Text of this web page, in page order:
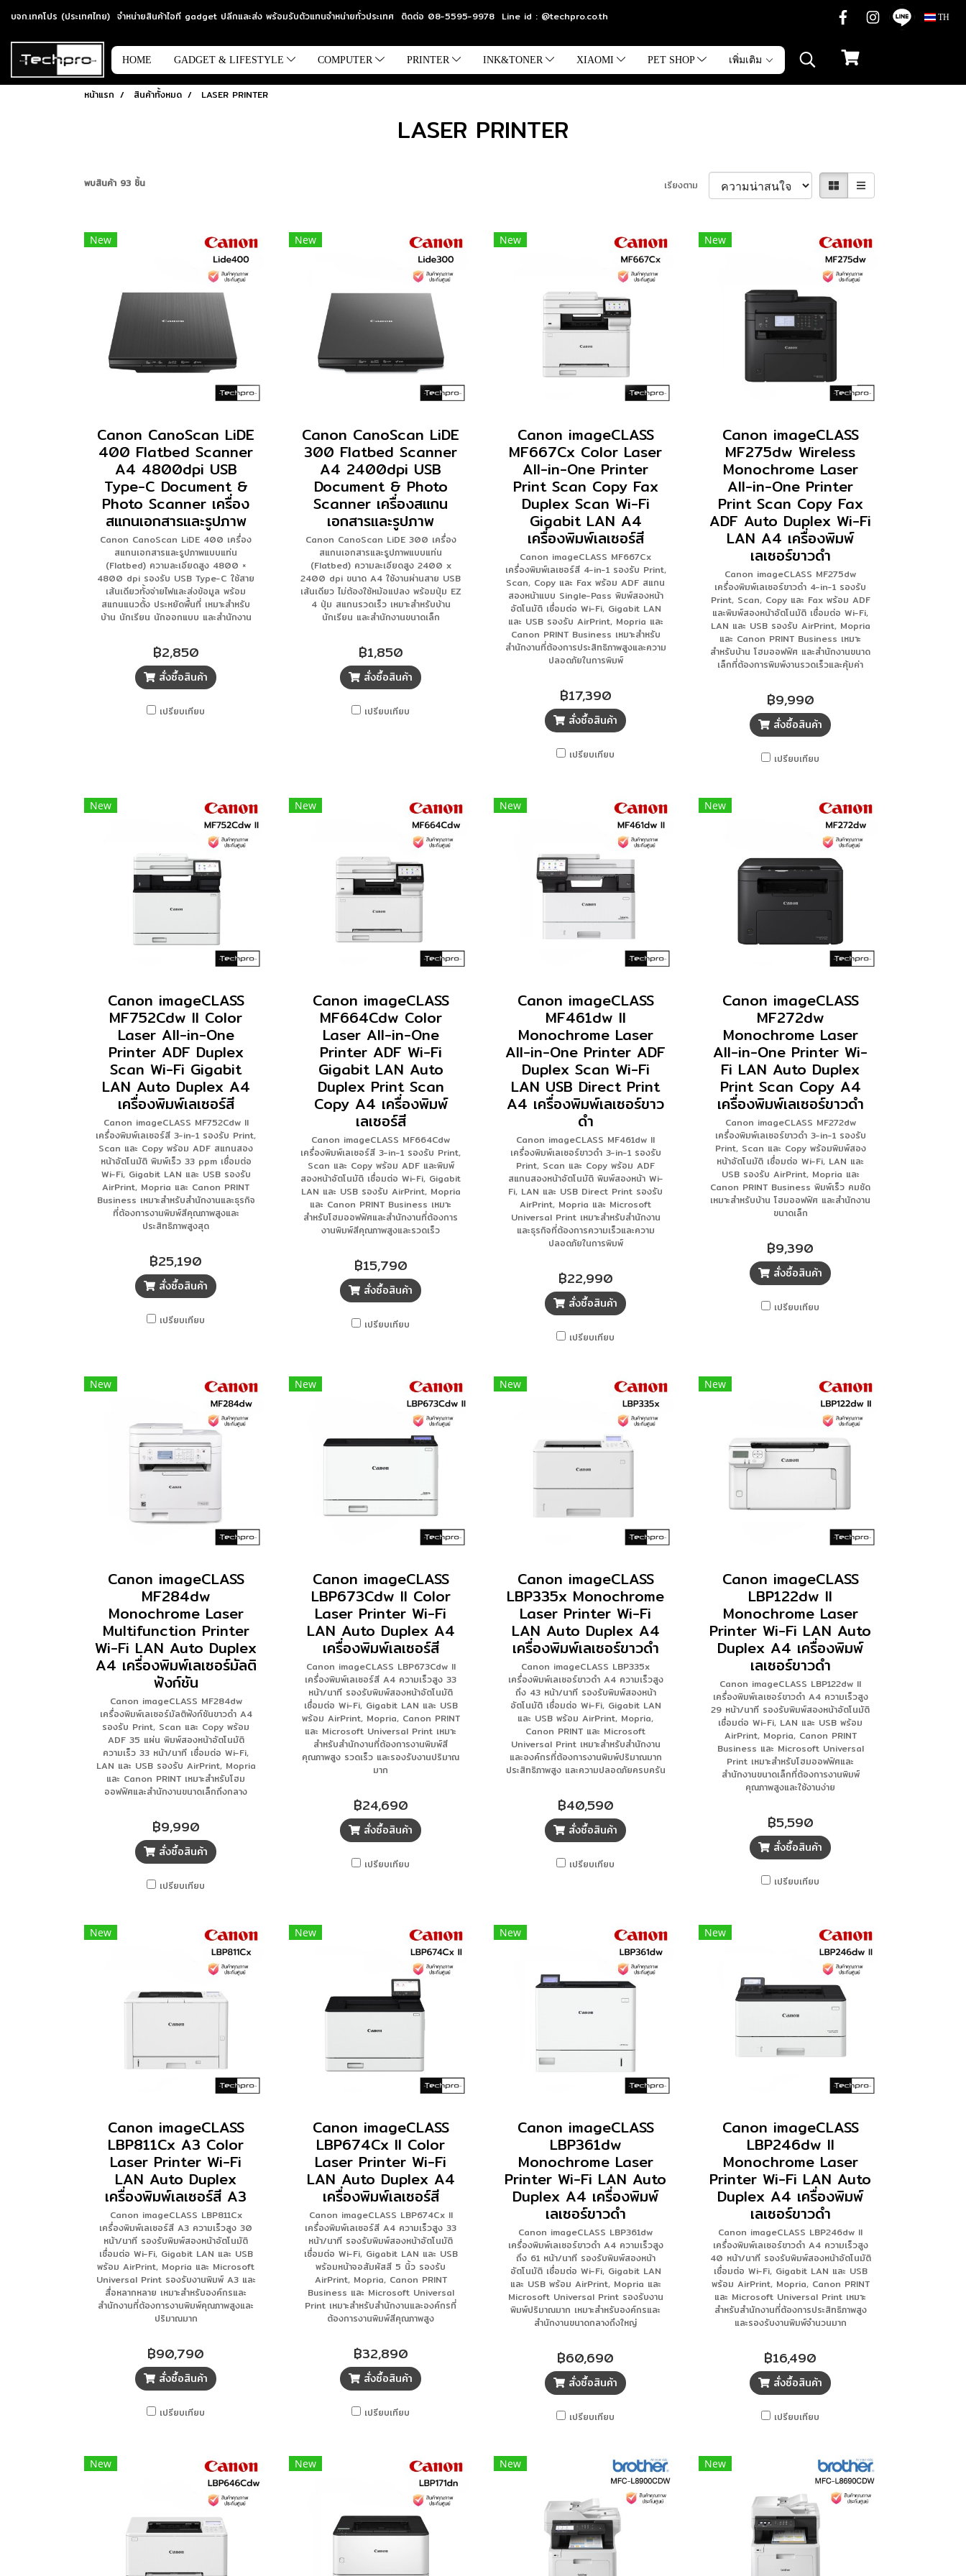
บจก.เทคโปร (ประเทศไทย) จำหน่ายสินค้าไอที gadget ปลีกและส่ง พร้อมรับตัวแทนจำหน่ายทั่วประเทศ ติดต่อ 08-5595-9978 Line id : @techpro.co.th TH
HOME GADGET & LIFESTYLE COMPUTER PRINTER INK&TONER XIAOMI PET SHOP เพิ่มเติม
หน้าแรก สินค้าทั้งหมด LASER PRINTER
LASER PRINTER
พบสินค้า 93 ชิ้น เรียงตาม
New
Canon CanoScan LiDE
400 Flatbed Scanner
A4 4800dpi USB
Type-C Document &
Photo Scanner เครื่อง
สแกนเอกสารและรูปภาพ
Canon CanoScan LiDE 400 เครื่อง
สแกนเอกสารและรูปภาพแบบแท่น
(Flatbed) ความละเอียดสูง 4800 ×
4800 dpi รองรับ USB Type-C ใช้สาย
เส้นเดียวทั้งจ่ายไฟและส่งข้อมูล พร้อม
สแกนแนวตั้ง ประหยัดพื้นที่ เหมาะสำหรับ
บ้าน นักเรียน นักออกแบบ และสำนักงาน
฿2,850
สั่งซื้อสินค้า
เปรียบเทียบ
New
Canon CanoScan LiDE
300 Flatbed Scanner
A4 2400dpi USB
Document & Photo
Scanner เครื่องสแกน
เอกสารและรูปภาพ
Canon CanoScan LiDE 300 เครื่อง
สแกนเอกสารและรูปภาพแบบแท่น
(Flatbed) ความละเอียดสูง 2400 x
2400 dpi ขนาด A4 ใช้งานผ่านสาย USB
เส้นเดียว ไม่ต้องใช้หม้อแปลง พร้อมปุ่ม EZ
4 ปุ่ม สแกนรวดเร็ว เหมาะสำหรับบ้าน
นักเรียน และสำนักงานขนาดเล็ก
฿1,850
สั่งซื้อสินค้า
เปรียบเทียบ
New
Canon imageCLASS
MF667Cx Color Laser
All-in-One Printer
Print Scan Copy Fax
Duplex Scan Wi-Fi
Gigabit LAN A4
เครื่องพิมพ์เลเซอร์สี
Canon imageCLASS MF667Cx
เครื่องพิมพ์เลเซอร์สี 4-in-1 รองรับ Print,
Scan, Copy และ Fax พร้อม ADF สแกน
สองหน้าแบบ Single-Pass พิมพ์สองหน้า
อัตโนมัติ เชื่อมต่อ Wi-Fi, Gigabit LAN
และ USB รองรับ AirPrint, Mopria และ
Canon PRINT Business เหมาะสำหรับ
สำนักงานที่ต้องการประสิทธิภาพสูงและความ
ปลอดภัยในการพิมพ์
฿17,390
สั่งซื้อสินค้า
เปรียบเทียบ
New
Canon imageCLASS
MF275dw Wireless
Monochrome Laser
All-in-One Printer
Print Scan Copy Fax
ADF Auto Duplex Wi-Fi
LAN A4 เครื่องพิมพ์
เลเซอร์ขาวดำ
Canon imageCLASS MF275dw
เครื่องพิมพ์เลเซอร์ขาวดำ 4-in-1 รองรับ
Print, Scan, Copy และ Fax พร้อม ADF
และพิมพ์สองหน้าอัตโนมัติ เชื่อมต่อ Wi-Fi,
LAN และ USB รองรับ AirPrint, Mopria
และ Canon PRINT Business เหมาะ
สำหรับบ้าน โฮมออฟฟิศ และสำนักงานขนาด
เล็กที่ต้องการพิมพ์งานรวดเร็วและคุ้มค่า
฿9,990
สั่งซื้อสินค้า
เปรียบเทียบ
New
Canon imageCLASS
MF752Cdw II Color
Laser All-in-One
Printer ADF Duplex
Scan Wi-Fi Gigabit
LAN Auto Duplex A4
เครื่องพิมพ์เลเซอร์สี
Canon imageCLASS MF752Cdw II
เครื่องพิมพ์เลเซอร์สี 3-in-1 รองรับ Print,
Scan และ Copy พร้อม ADF สแกนสอง
หน้าอัตโนมัติ พิมพ์เร็ว 33 ppm เชื่อมต่อ
Wi-Fi, Gigabit LAN และ USB รองรับ
AirPrint, Mopria และ Canon PRINT
Business เหมาะสำหรับสำนักงานและธุรกิจ
ที่ต้องการงานพิมพ์สีคุณภาพสูงและ
ประสิทธิภาพสูงสุด
฿25,190
สั่งซื้อสินค้า
เปรียบเทียบ
New
Canon imageCLASS
MF664Cdw Color
Laser All-in-One
Printer ADF Wi-Fi
Gigabit LAN Auto
Duplex Print Scan
Copy A4 เครื่องพิมพ์
เลเซอร์สี
Canon imageCLASS MF664Cdw
เครื่องพิมพ์เลเซอร์สี 3-in-1 รองรับ Print,
Scan และ Copy พร้อม ADF และพิมพ์
สองหน้าอัตโนมัติ เชื่อมต่อ Wi-Fi, Gigabit
LAN และ USB รองรับ AirPrint, Mopria
และ Canon PRINT Business เหมาะ
สำหรับโฮมออฟฟิศและสำนักงานที่ต้องการ
งานพิมพ์สีคุณภาพสูงและรวดเร็ว
฿15,790
สั่งซื้อสินค้า
เปรียบเทียบ
New
Canon imageCLASS
MF461dw II
Monochrome Laser
All-in-One Printer ADF
Duplex Scan Wi-Fi
LAN USB Direct Print
A4 เครื่องพิมพ์เลเซอร์ขาว
ดำ
Canon imageCLASS MF461dw II
เครื่องพิมพ์เลเซอร์ขาวดำ 3-in-1 รองรับ
Print, Scan และ Copy พร้อม ADF
สแกนสองหน้าอัตโนมัติ พิมพ์สองหน้า Wi-
Fi, LAN และ USB Direct Print รองรับ
AirPrint, Mopria และ Microsoft
Universal Print เหมาะสำหรับสำนักงาน
และธุรกิจที่ต้องการความเร็วและความ
ปลอดภัยในการพิมพ์
฿22,990
สั่งซื้อสินค้า
เปรียบเทียบ
New
Canon imageCLASS
MF272dw
Monochrome Laser
All-in-One Printer Wi-
Fi LAN Auto Duplex
Print Scan Copy A4
เครื่องพิมพ์เลเซอร์ขาวดำ
Canon imageCLASS MF272dw
เครื่องพิมพ์เลเซอร์ขาวดำ 3-in-1 รองรับ
Print, Scan และ Copy พร้อมพิมพ์สอง
หน้าอัตโนมัติ เชื่อมต่อ Wi-Fi, LAN และ
USB รองรับ AirPrint, Mopria และ
Canon PRINT Business พิมพ์เร็ว คมชัด
เหมาะสำหรับบ้าน โฮมออฟฟิศ และสำนักงาน
ขนาดเล็ก
฿9,390
สั่งซื้อสินค้า
เปรียบเทียบ
New
Canon imageCLASS
MF284dw
Monochrome Laser
Multifunction Printer
Wi-Fi LAN Auto Duplex
A4 เครื่องพิมพ์เลเซอร์มัลติ
ฟังก์ชัน
Canon imageCLASS MF284dw
เครื่องพิมพ์เลเซอร์มัลติฟังก์ชันขาวดำ A4
รองรับ Print, Scan และ Copy พร้อม
ADF 35 แผ่น พิมพ์สองหน้าอัตโนมัติ
ความเร็ว 33 หน้า/นาที เชื่อมต่อ Wi-Fi,
LAN และ USB รองรับ AirPrint, Mopria
และ Canon PRINT เหมาะสำหรับโฮม
ออฟฟิศและสำนักงานขนาดเล็กถึงกลาง
฿9,990
สั่งซื้อสินค้า
เปรียบเทียบ
New
Canon imageCLASS
LBP673Cdw II Color
Laser Printer Wi-Fi
LAN Auto Duplex A4
เครื่องพิมพ์เลเซอร์สี
Canon imageCLASS LBP673Cdw II
เครื่องพิมพ์เลเซอร์สี A4 ความเร็วสูง 33
หน้า/นาที รองรับพิมพ์สองหน้าอัตโนมัติ
เชื่อมต่อ Wi-Fi, Gigabit LAN และ USB
พร้อม AirPrint, Mopria, Canon PRINT
และ Microsoft Universal Print เหมาะ
สำหรับสำนักงานที่ต้องการงานพิมพ์สี
คุณภาพสูง รวดเร็ว และรองรับงานปริมาณ
มาก
฿24,690
สั่งซื้อสินค้า
เปรียบเทียบ
New
Canon imageCLASS
LBP335x Monochrome
Laser Printer Wi-Fi
LAN Auto Duplex A4
เครื่องพิมพ์เลเซอร์ขาวดำ
Canon imageCLASS LBP335x
เครื่องพิมพ์เลเซอร์ขาวดำ A4 ความเร็วสูง
ถึง 43 หน้า/นาที รองรับพิมพ์สองหน้า
อัตโนมัติ เชื่อมต่อ Wi-Fi, Gigabit LAN
และ USB พร้อม AirPrint, Mopria,
Canon PRINT และ Microsoft
Universal Print เหมาะสำหรับสำนักงาน
และองค์กรที่ต้องการงานพิมพ์ปริมาณมาก
ประสิทธิภาพสูง และความปลอดภัยครบครัน
฿40,590
สั่งซื้อสินค้า
เปรียบเทียบ
New
Canon imageCLASS
LBP122dw II
Monochrome Laser
Printer Wi-Fi LAN Auto
Duplex A4 เครื่องพิมพ์
เลเซอร์ขาวดำ
Canon imageCLASS LBP122dw II
เครื่องพิมพ์เลเซอร์ขาวดำ A4 ความเร็วสูง
29 หน้า/นาที รองรับพิมพ์สองหน้าอัตโนมัติ
เชื่อมต่อ Wi-Fi, LAN และ USB พร้อม
AirPrint, Mopria, Canon PRINT
Business และ Microsoft Universal
Print เหมาะสำหรับโฮมออฟฟิศและ
สำนักงานขนาดเล็กที่ต้องการงานพิมพ์
คุณภาพสูงและใช้งานง่าย
฿5,590
สั่งซื้อสินค้า
เปรียบเทียบ
New
Canon imageCLASS
LBP811Cx A3 Color
Laser Printer Wi-Fi
LAN Auto Duplex
เครื่องพิมพ์เลเซอร์สี A3
Canon imageCLASS LBP811Cx
เครื่องพิมพ์เลเซอร์สี A3 ความเร็วสูง 30
หน้า/นาที รองรับพิมพ์สองหน้าอัตโนมัติ
เชื่อมต่อ Wi-Fi, Gigabit LAN และ USB
พร้อม AirPrint, Mopria และ Microsoft
Universal Print รองรับงานพิมพ์ A3 และ
สื่อหลากหลาย เหมาะสำหรับองค์กรและ
สำนักงานที่ต้องการงานพิมพ์คุณภาพสูงและ
ปริมาณมาก
฿90,790
สั่งซื้อสินค้า
เปรียบเทียบ
New
Canon imageCLASS
LBP674Cx II Color
Laser Printer Wi-Fi
LAN Auto Duplex A4
เครื่องพิมพ์เลเซอร์สี
Canon imageCLASS LBP674Cx II
เครื่องพิมพ์เลเซอร์สี A4 ความเร็วสูง 33
หน้า/นาที รองรับพิมพ์สองหน้าอัตโนมัติ
เชื่อมต่อ Wi-Fi, Gigabit LAN และ USB
พร้อมหน้าจอสัมผัสสี 5 นิ้ว รองรับ
AirPrint, Mopria, Canon PRINT
Business และ Microsoft Universal
Print เหมาะสำหรับสำนักงานและองค์กรที่
ต้องการงานพิมพ์สีคุณภาพสูง
฿32,890
สั่งซื้อสินค้า
เปรียบเทียบ
New
Canon imageCLASS
LBP361dw
Monochrome Laser
Printer Wi-Fi LAN Auto
Duplex A4 เครื่องพิมพ์
เลเซอร์ขาวดำ
Canon imageCLASS LBP361dw
เครื่องพิมพ์เลเซอร์ขาวดำ A4 ความเร็วสูง
ถึง 61 หน้า/นาที รองรับพิมพ์สองหน้า
อัตโนมัติ เชื่อมต่อ Wi-Fi, Gigabit LAN
และ USB พร้อม AirPrint, Mopria และ
Microsoft Universal Print รองรับงาน
พิมพ์ปริมาณมาก เหมาะสำหรับองค์กรและ
สำนักงานขนาดกลางถึงใหญ่
฿60,690
สั่งซื้อสินค้า
เปรียบเทียบ
New
Canon imageCLASS
LBP246dw II
Monochrome Laser
Printer Wi-Fi LAN Auto
Duplex A4 เครื่องพิมพ์
เลเซอร์ขาวดำ
Canon imageCLASS LBP246dw II
เครื่องพิมพ์เลเซอร์ขาวดำ A4 ความเร็วสูง
40 หน้า/นาที รองรับพิมพ์สองหน้าอัตโนมัติ
เชื่อมต่อ Wi-Fi, Gigabit LAN และ USB
พร้อม AirPrint, Mopria, Canon PRINT
และ Microsoft Universal Print เหมาะ
สำหรับสำนักงานที่ต้องการประสิทธิภาพสูง
และรองรับงานพิมพ์จำนวนมาก
฿16,490
สั่งซื้อสินค้า
เปรียบเทียบ
New New New New